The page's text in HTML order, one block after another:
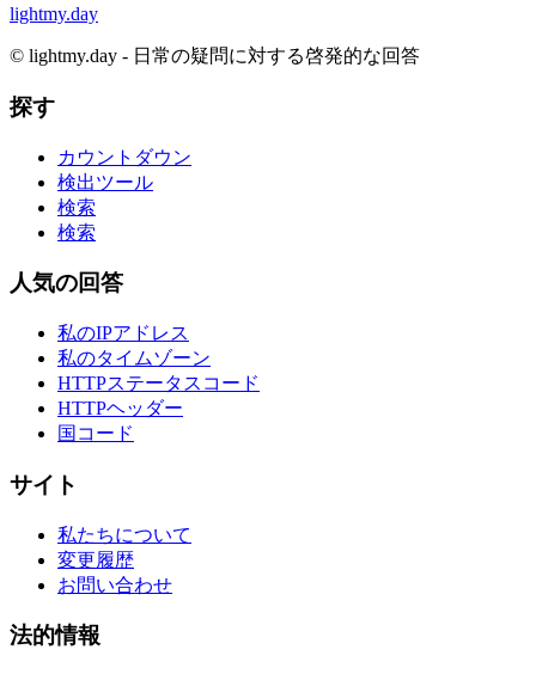
lightmy.day
© lightmy.day - 日常の疑問に対する啓発的な回答
探す
カウントダウン
検出ツール
検索
検索
人気の回答
私のIPアドレス
私のタイムゾーン
HTTPステータスコード
HTTPヘッダー
国コード
サイト
私たちについて
変更履歴
お問い合わせ
法的情報